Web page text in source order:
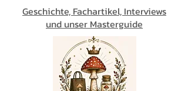
Geschichte, Fachartikel, Interviews
und unser Masterguide